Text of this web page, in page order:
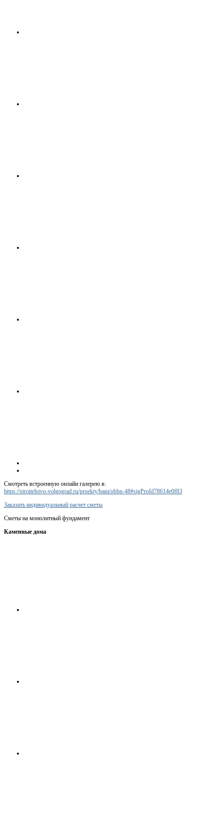
Смотреть встроенную онлайн галерею в:
https://stroitelstvo-volgograd.ru/proekty/bani/obbn-48#sigProId78614e0f83
Заказать индивидуальный расчет сметы
Сметы на монолитный фундамент
Каменные дома